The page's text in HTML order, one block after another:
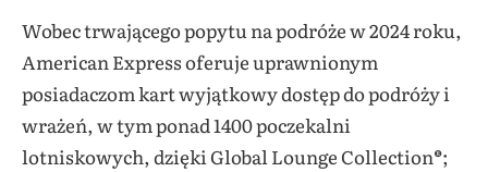
Wobec trwającego popytu na podróże w 2024 roku,
American Express oferuje uprawnionym
posiadaczom kart wyjątkowy dostęp do podróży i
wrażeń, w tym ponad 1400 poczekalni
lotniskowych, dzięki Global Lounge Collection®;